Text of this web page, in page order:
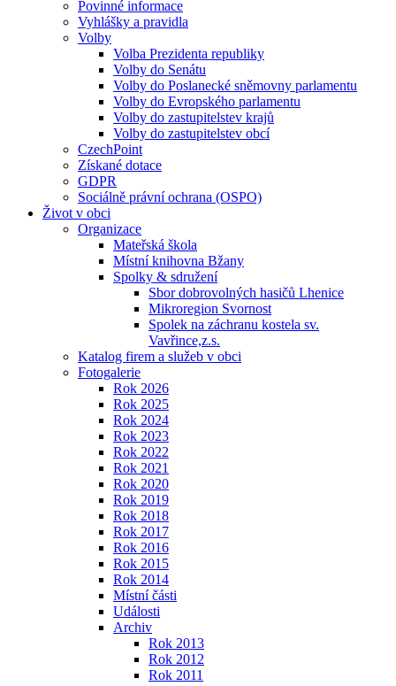
Povinné informace
Vyhlášky a pravidla
Volby
Volba Prezidenta republiky
Volby do Senátu
Volby do Poslanecké sněmovny parlamentu
Volby do Evropského parlamentu
Volby do zastupitelstev krajů
Volby do zastupitelstev obcí
CzechPoint
Získané dotace
GDPR
Sociálně právní ochrana (OSPO)
Život v obci
Organizace
Mateřská škola
Místní knihovna Bžany
Spolky & sdružení
Sbor dobrovolných hasičů Lhenice
Mikroregion Svornost
Spolek na záchranu kostela sv.
Vavřince,z.s.
Katalog firem a služeb v obci
Fotogalerie
Rok 2026
Rok 2025
Rok 2024
Rok 2023
Rok 2022
Rok 2021
Rok 2020
Rok 2019
Rok 2018
Rok 2017
Rok 2016
Rok 2015
Rok 2014
Místní části
Události
Archiv
Rok 2013
Rok 2012
Rok 2011